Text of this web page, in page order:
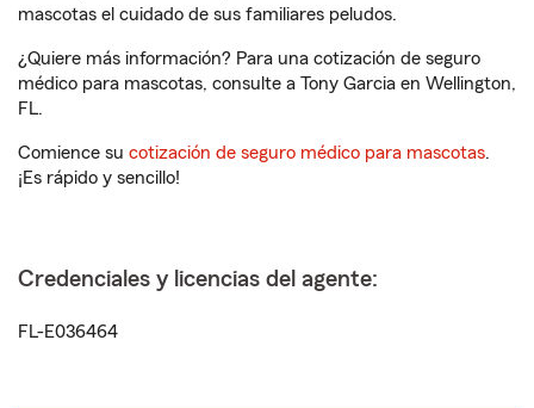
mascotas el cuidado de sus familiares peludos.
¿Quiere más información? Para una cotización de seguro
médico para mascotas, consulte a Tony Garcia en Wellington,
FL.
Comience su cotización de seguro médico para mascotas.
¡Es rápido y sencillo!
Credenciales y licencias del agente:
FL-E036464